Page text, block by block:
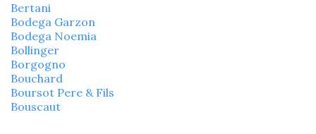
Bertani
Bodega Garzon
Bodega Noemia
Bollinger
Borgogno
Bouchard
Boursot Pere & Fils
Bouscaut